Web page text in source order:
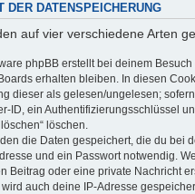
DER DATENSPEICHERUNG
auf vier verschiedene Arten
phpBB erstellt bei deinem
erhalten bleiben. In diesen
dieser als gelesen/ungelesen;
ID, ein Authentifizierungsschlüssel
löschen.
die Daten gespeichert, die du bei
und ein Passwort notwendig.
Beitrag oder eine private Nachricht
auch deine IP-Adresse